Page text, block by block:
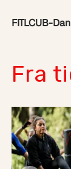
FITLCUB-
Fra